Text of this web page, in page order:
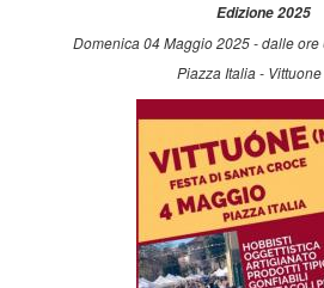
Edizione 2025
Domenica 04 Maggio 2025 - dalle
Piazza Italia - Vittuone